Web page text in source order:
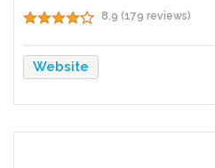
8.9 (179 reviews)
Website